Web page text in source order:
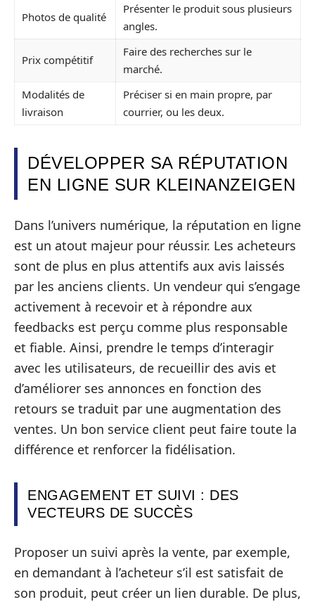
Photos de qualité
Présenter le produit sous plusieurs
angles.
Prix compétitif
Faire des recherches sur le
marché.
Modalités de
livraison
Préciser si en main propre, par
courrier, ou les deux.
DÉVELOPPER SA RÉPUTATION
EN LIGNE SUR KLEINANZEIGEN
Dans l’univers numérique, la réputation en ligne
est un atout majeur pour réussir. Les acheteurs
sont de plus en plus attentifs aux avis laissés
par les anciens clients. Un vendeur qui s’engage
activement à recevoir et à répondre aux
feedbacks est perçu comme plus responsable
et fiable. Ainsi, prendre le temps d’interagir
avec les utilisateurs, de recueillir des avis et
d’améliorer ses annonces en fonction des
retours se traduit par une augmentation des
ventes. Un bon service client peut faire toute la
différence et renforcer la fidélisation.
ENGAGEMENT ET SUIVI : DES
VECTEURS DE SUCCÈS
Proposer un suivi après la vente, par exemple,
en demandant à l’acheteur s’il est satisfait de
son produit, peut créer un lien durable. De plus,